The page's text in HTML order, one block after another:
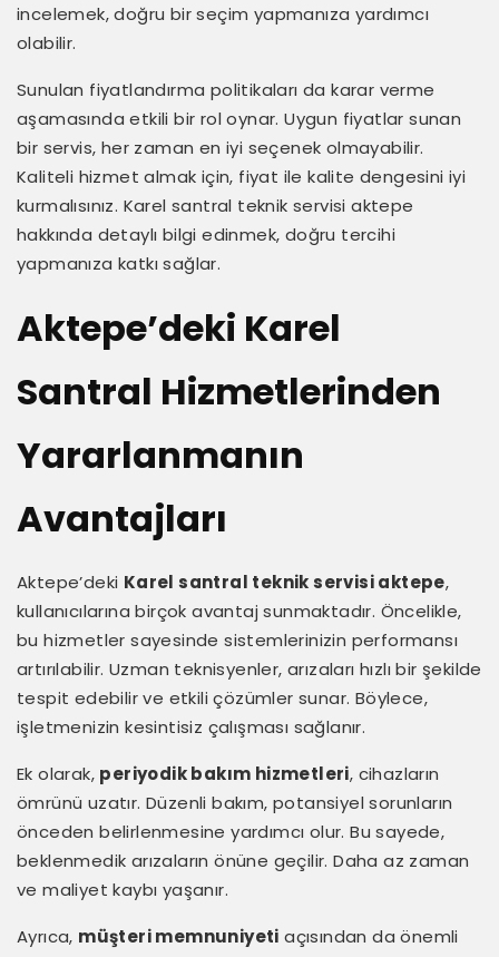
incelemek, doğru bir seçim yapmanıza yardımcı
olabilir.
Sunulan fiyatlandırma politikaları da karar verme
aşamasında etkili bir rol oynar. Uygun fiyatlar sunan
bir servis, her zaman en iyi seçenek olmayabilir.
Kaliteli hizmet almak için, fiyat ile kalite dengesini iyi
kurmalısınız. Karel santral teknik servisi aktepe
hakkında detaylı bilgi edinmek, doğru tercihi
yapmanıza katkı sağlar.
Aktepe’deki Karel
Santral Hizmetlerinden
Yararlanmanın
Avantajları
Aktepe’deki Karel santral teknik servisi aktepe,
kullanıcılarına birçok avantaj sunmaktadır. Öncelikle,
bu hizmetler sayesinde sistemlerinizin performansı
artırılabilir. Uzman teknisyenler, arızaları hızlı bir şekilde
tespit edebilir ve etkili çözümler sunar. Böylece,
işletmenizin kesintisiz çalışması sağlanır.
Ek olarak, periyodik bakım hizmetleri, cihazların
ömrünü uzatır. Düzenli bakım, potansiyel sorunların
önceden belirlenmesine yardımcı olur. Bu sayede,
beklenmedik arızaların önüne geçilir. Daha az zaman
ve maliyet kaybı yaşanır.
Ayrıca, müşteri memnuniyeti açısından da önemli